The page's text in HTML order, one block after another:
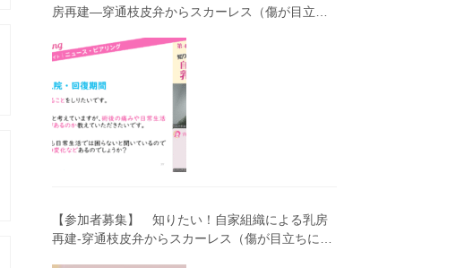
房再建―穿通枝皮弁からスカーレス（傷が目立ち
40回笑顔塾）
【参加者募集】 知りたい！自家組織による乳房
再建-穿通枝皮弁からスカーレス（傷が目立ちにく